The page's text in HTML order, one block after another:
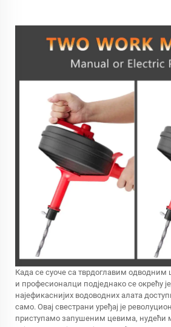
Када се суоче са тврдоглавим одводним
и професионалци подједнако се окрећу
најефикаснијих водоводних алата
само. Овај свестрани уређај је
приступамо запушеним цевима, нудећи